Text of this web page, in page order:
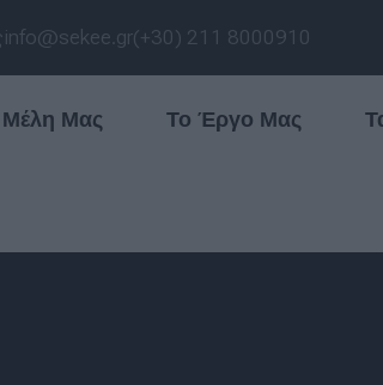
info@sekee.gr(+30) 211 8000910
Μας Το Έργο Μας